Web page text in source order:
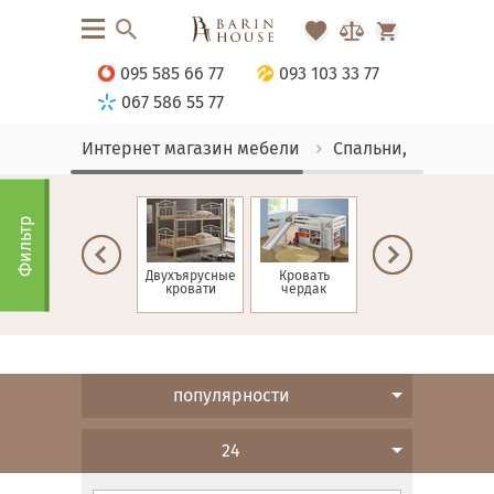
095 585 66 77
093 103 33 77
067 586 55 77
Интернет магазин мебели Спальни, Кровати
Односпальные
Двухъярусные
кровати
Кровать
чердак
Детские
Фильтр
популярности
24